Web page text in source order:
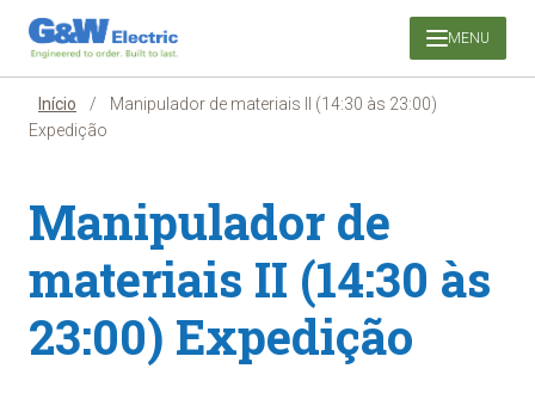
Pular
para
o
conteúdo
MENU
Início /
Manipulador de materiais II (14:30 às 23:00)
Expedição
Manipulador de
materiais II (14:30 às
23:00) Expedição